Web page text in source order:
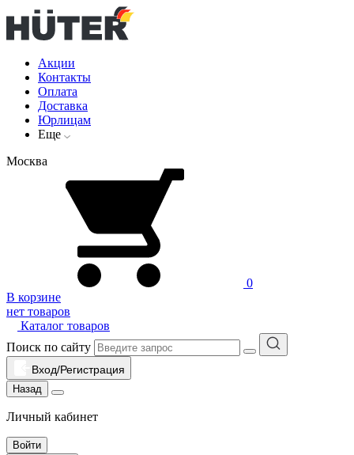
Акции
Контакты
Оплата
Доставка
Юрлицам
Еще
Москва
0
В корзине
нет товаров
Каталог товаров
Поиск по сайту
Вход/Регистрация
Назад
Личный кабинет
Войти